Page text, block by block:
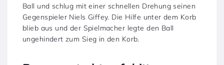
Ball und schlug mit einer schnellen Drehung seinen
Gegenspieler Niels Giffey. Die Hilfe unter dem Korb
blieb aus und der Spielmacher legte den Ball
ungehindert zum Sieg in den Korb.